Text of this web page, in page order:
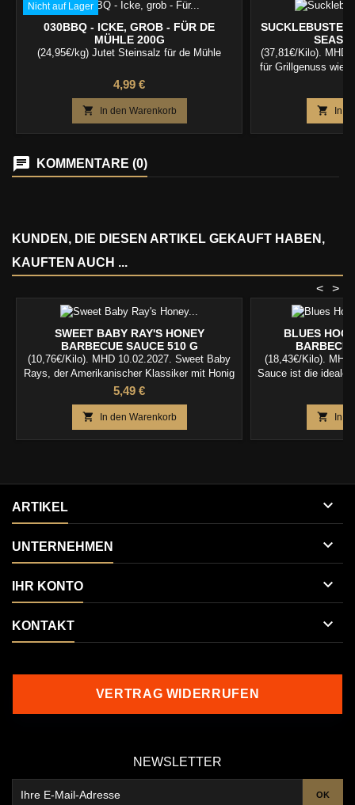
Nicht auf Lager
030BBQ - ICKE, GROB - FÜR DE
MÜHLE 200G
(24,95€/kg) Jutet Steinsalz für de Mühle
Preis
4,99 €
 In den Warenkorb
(37,81€/Kilo). MHD
für Grillgenuss wie
 In
KOMMENTARE (0)
KUNDEN, DIE DIESEN ARTIKEL GEKAUFT HABEN,
KAUFTEN AUCH ...
>
<
SWEET BABY RAY'S HONEY
BARBECUE SAUCE 510 G
(10,76€/Kilo). MHD 10.02.2027. Sweet Baby
Rays, der Amerikanischer Klassiker mit Honig
Preis
5,49 €
 In den Warenkorb
BLUES HOG
(18,43€/Kilo).
Sauce ist die ideale
 In
ARTIKEL 
UNTERNEHMEN 
IHR KONTO 
KONTAKT 
VERTRAG WIDERRUFEN
NEWSLETTER